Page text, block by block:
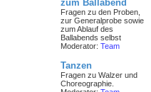
zum Ballabend
Fragen zu den Proben,
zur Generalprobe sowie
zum Ablauf des
Ballabends selbst
Moderator: Team
Tanzen
Fragen zu Walzer und
Choreographie.